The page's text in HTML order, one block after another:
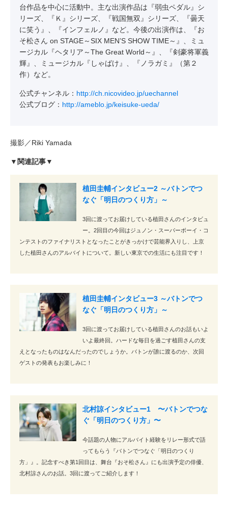
台作品を中心に活動中。主な出演作品は『弱虫ペダル』シ
リーズ、『Ｋ』シリーズ、『戦国無双』シリーズ、『曇天
に笑う』、『インフェルノ』など。今後の出演作は、『お
そ松さん on STAGE～SIX MEN’S SHOW TIME～』、ミュ
ージカル『ヘタリア～The Great World～』、『剣豪将軍義
輝』、ミュージカル『しゃばけ』、『ノラガミ』（第２
作）など。
公式チャンネル： http://ch.nicovideo.jp/uechannel
公式ブログ： http://ameblo.jp/keisuke-ueda/
撮影／Riki Yamada
▼関連記事▼
植田圭輔インタビュー2 ～バトンでつ
なぐ「明日のつくり方」～
3回に渡ってお届けしている植田さんのインタビュ
ー。2回目の今回はジュノン・スーパーボーイ・コ
ンテストのファイナリストとなったことがきっかけで芸能界入りし、上京
した植田さんのアルバイトについて。新しい東京での生活にも注目です！
植田圭輔インタビュー3 ～バトンでつ
なぐ「明日のつくり方」～
3回に渡ってお届けしている植田さんのお話もいよ
いよ最終回。ハードな毎日を過ごす植田さんの支
えとなったものはなんだったのでしょうか。バトンが誰に渡るのか、次回
ゲストの発表もお楽しみに！
北村諒インタビュー1 〜バトンでつな
ぐ「明日のつくり方」〜
今話題の人物にアルバイト経験をリレー形式で語
ってもらう『バトンでつなぐ「明日のつくり
方」』。記念すべき第1回目は、舞台『おそ松さん』にも出演予定の俳優、
北村諒さんのお話。3回に渡ってご紹介します！